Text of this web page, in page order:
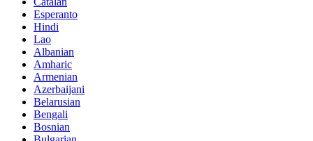
Esperanto
Hindi
Lao
Albanian
Amharic
Armenian
Azerbaijani
Belarusian
Bengali
Bosnian